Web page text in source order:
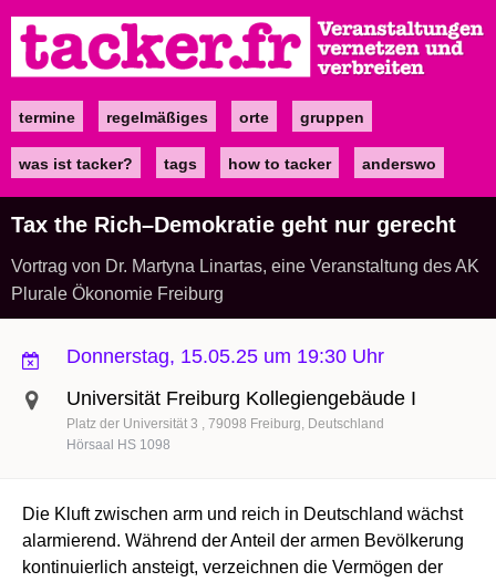
zum
Inhalt
Maintermine regelmäßiges orte gruppen
was ist tacker? tags how to tacker anderswo
Tax the Rich–Demokratie geht nur gerecht
Vortrag von Dr. Martyna Linartas, eine Veranstaltung des AK
Plurale Ökonomie Freiburg
Donnerstag, 15.05.25 um 19:30 Uhr
Universität Freiburg Kollegiengebäude I
Platz der Universität 3 79098 Freiburg Deutschland
Hörsaal HS 1098
Die Kluft zwischen arm und reich in Deutschland wächst
alarmierend. Während der Anteil der armen Bevölkerung
kontinuierlich ansteigt, verzeichnen die Vermögen der